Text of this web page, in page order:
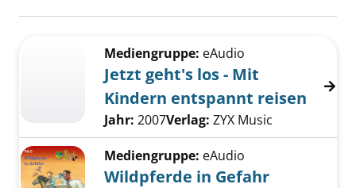
Zu den Suchfiltern springen
Mediengruppe: eAudio
Jetzt geht's los - Mit
Kindern entspannt reisen
Suche nach diesem Verfasser
Jahr: 2007Verlag: ZYX Music
Mediengruppe: eAudio
Wildpferde in Gefahr